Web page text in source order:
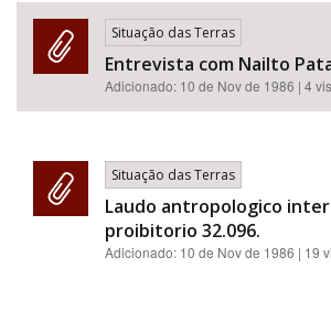
Situação das Terras
Entrevista com Nailto
Adicionado: 10 de Nov de 1986 | 4
Situação das Terras
Laudo antropologico
proibitorio 32.096.
Adicionado: 10 de Nov de 1986 | 19